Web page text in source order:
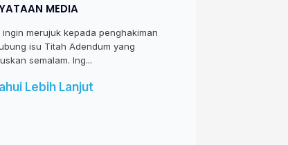
MEDIA
ingin merujuk kepada penghakiman
isu Titah Adendum yang
semalam. Ing...
Lebih Lanjut